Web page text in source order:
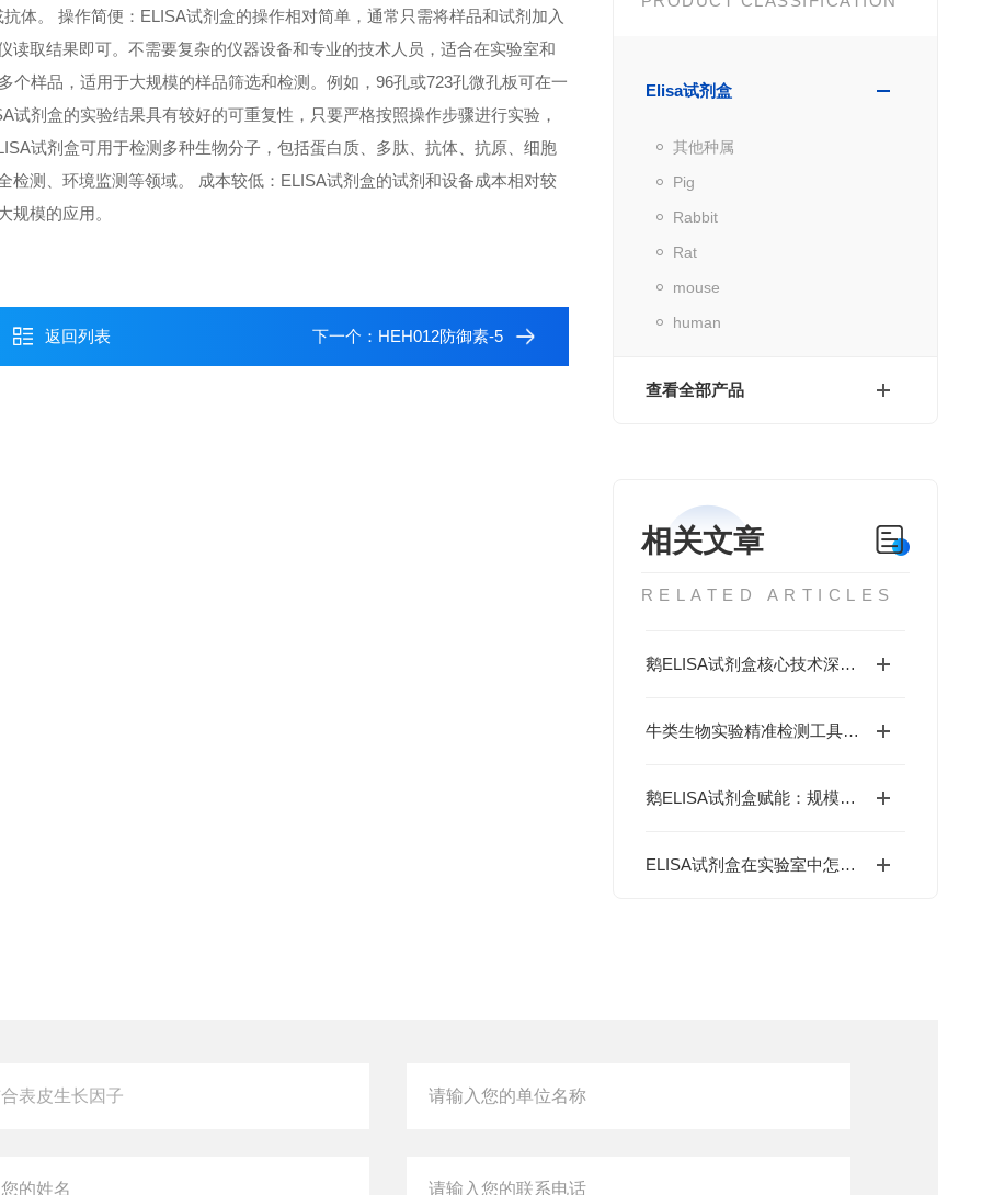
Elisa试剂盒
其他种属
Pig
Rabbit
Rat
mouse
human
查看全部产品
相关文章
RELATED ARTICLES
鹅ELISA试剂盒核心技术深度解析：如何实现鹅源抗体与抗原的高特异性检测及精准定量分析？
牛类生物实验精准检测工具：牛ELISA试剂盒如何高效完成牛源样本目标蛋白定量分析？
鹅ELISA试剂盒赋能：规模化养殖中的疫病动态监测体系
ELISA试剂盒在实验室中怎么用
体。 操作简便：ELISA试剂盒的操作相对简单，通常只需将样品和试剂加入
取结果即可。不需要复杂的仪器设备和专业的技术人员，适合在实验室和
样品，适用于大规模的样品筛选和检测。例如，96孔或723孔微孔板可在一
剂盒的实验结果具有较好的可重复性，只要严格按照操作步骤进行实验，
试剂盒可用于检测多种生物分子，包括蛋白质、多肽、抗体、抗原、细胞
测、环境监测等领域。 成本较低：ELISA试剂盒的试剂和设备成本相对较
规模的应用。
返回列表 下一个： HEH012防御素-5